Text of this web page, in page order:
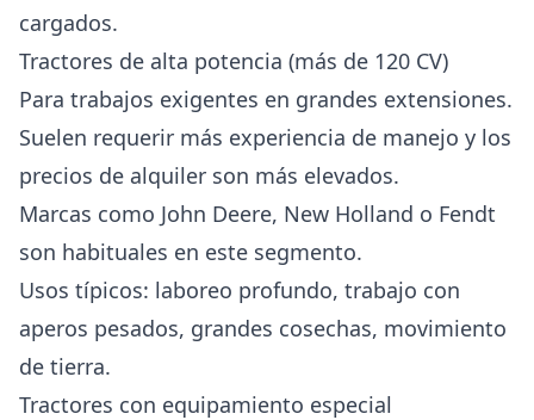
cargados.
Tractores de alta potencia (más de 120 CV)
Para trabajos exigentes en grandes extensiones.
Suelen requerir más experiencia de manejo y los
precios de alquiler son más elevados.
Marcas como John Deere, New Holland o Fendt
son habituales en este segmento.
Usos típicos: laboreo profundo, trabajo con
aperos pesados, grandes cosechas, movimiento
de tierra.
Tractores con equipamiento especial